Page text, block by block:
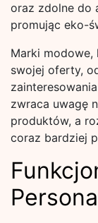
oraz zdolne do
promując eko-
Marki modowe,
swojej oferty,
zwraca uwagę
produktów, a
coraz bardziej